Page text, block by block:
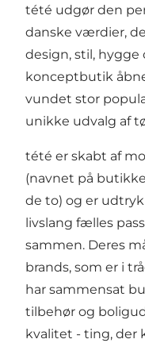
tété udgør den
danske værdier,
design, stil, hygge
konceptbutik
vundet stor
unikke udvalg af
tété er skabt af
(navnet på
de to) og er
livslang fælles
sammen. Deres
brands, som er i
har sammensat
tilbehør og
kvalitet - ting, der